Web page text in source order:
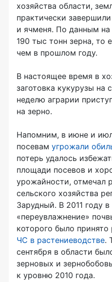
хозяйства области,
практически
и ячменя. По данным на
190 тыс тонн зерна, то
чем в прошлом году.
В настоящее время в
заготовка кукурузы на
неделю аграрии
на зерно.
Напомним, в июне и
посевам угрожали
потерь удалось
площади посевов и
урожайности, отмечал
сельского хозяйства
Зарудный. В 2011 году
«переувлажнение»
которого было
ЧС в растениеводстве.
сентября в области
зерновых и
к уровню 2010 года.